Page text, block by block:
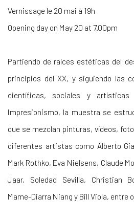
Vernissage le 20 mai à 19h
Opening day on May 20 at 7.00pm
Partiendo de raíces estéticas del
principios del XX, y siguiendo las
científicas, sociales y
Impresionismo, la muestra se
que se mezclan pinturas, vídeos,
diferentes artistas como Alberto
Mark Rothko, Eva Nielsens, Claude
Jaar, Soledad Sevilla, Christian
Mame-Diarra Niang y Bill Viola, entre